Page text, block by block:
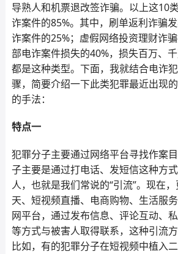
导熟人和机票退改签诈骗。以上这10
诈案件的85%。其中，刷单返利诈骗
诈案件的25%；虚假网络投资理财诈
部电诈案件损失的40%，损失百万、
都是这种类型。下面，我就结合电诈
骤，简要介绍一下此类犯罪最近出现
的手法：
特点一
犯罪分子主要通过网络平台寻找作案
子主要是通过打电话、发短信这种方
人，也就是我们常说的“引流”。现在
天、短视频直播、电商购物、生活服
网平台，通过发布信息、评论互动、
等方式与被害人取得联系，这种引流方
比如，有的犯罪分子在短视频中植入